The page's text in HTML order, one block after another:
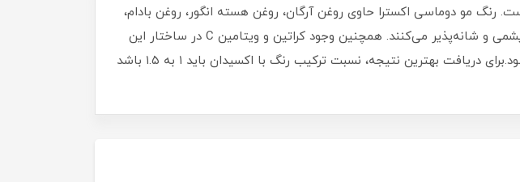
رنگ مو دوماسی اکسترا حاوی روغن آرگان، روغن هسته انگور، روغن بادام،
روغن زیتون و روغن نارگیل است که به عنوان یک آبرسان قوی عمل کرده، موها را نرم، ابریشمی و شانه‌پذیر می‌کنند. همچنین وجود کراتین و ویتامین C در ساختار این
محصول، باعث ترمیم بافت مو، افزایش استحکام تارهای مو و جلوگیری از شکنندگی می‌شود.برای دریافت بهترین نتیجه، نسبت ترکیب رنگ با اکسیدان باید ۱ به ۱.۵ باشد